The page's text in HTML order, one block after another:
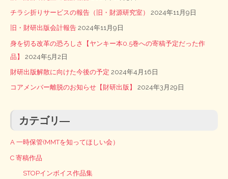
チラシ折りサービスの報告（旧・財源研究室） 2024年11月9日
旧・財研出版会計報告 2024年11月9日
身を切る改革の恐ろしさ【ヤンキー本0.5巻への寄稿予定だった作
品】
2024年5月2日
財研出版解散に向けた今後の予定 2024年4月16日
コアメンバー離脱のお知らせ【財研出版】 2024年3月29日
カテゴリ―
A 一時保管(MMTを知ってほしい会）
C 寄稿作品
STOPインボイス作品集